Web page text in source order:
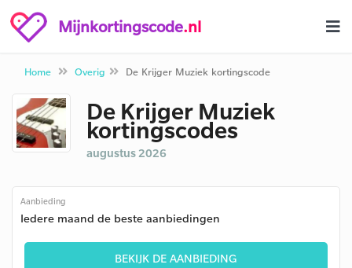
Mijnkortingscode.nl
Home Overig De Krijger Muziek kortingscode
De Krijger Muziek
kortingscodes
augustus 2026
Aanbieding
Iedere maand de beste aanbiedingen
BEKIJK DE AANBIEDING